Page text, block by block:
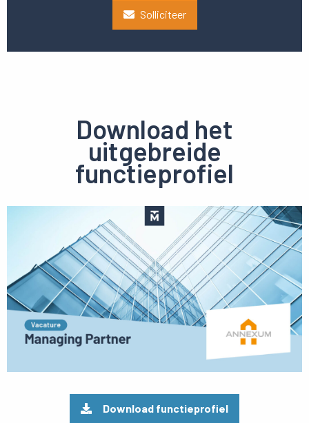
Solliciteer
Download het
uitgebreide
functieprofiel
Preview
pdf
Download functieprofiel